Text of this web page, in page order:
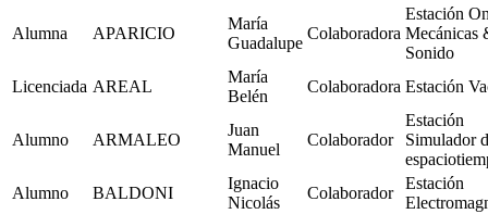
Alumna APARICIO
María
Guadalupe
Colaboradora
Estación
Mecánicas
Sonido
Licenciada AREAL
María
Belén
Colaboradora Estación
Alumno ARMALEO
Juan
Manuel
Colaborador
Estación
Simulador
Alumno
BALDONI
Ignacio
Nicolás
Colaborador
Estación